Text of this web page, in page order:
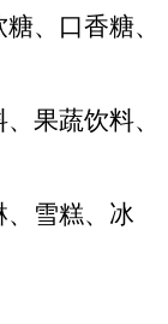
、口香糖、
果蔬饮料、
雪糕、冰